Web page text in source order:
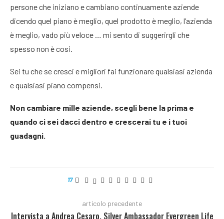
persone che iniziano e cambiano continuamente aziende
dicendo quel piano è meglio, quel prodotto è meglio, l’azienda
è meglio, vado più veloce … mi sento di suggerirgli che
spesso non è cosi.
Sei tu che se cresci e migliori fai funzionare qualsiasi azienda
e qualsiasi piano compensi.
Non cambiare mille aziende, scegli bene la prima e
quando ci sei dacci dentro e crescerai tu e i tuoi
guadagni.
17
articolo precedente
Intervista a Andrea Cesaro, Silver Ambassador Evergreen Life